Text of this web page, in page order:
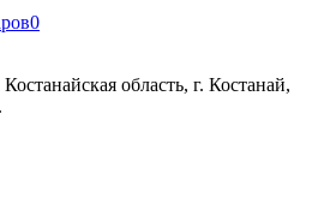
0
область, г. Костанай,